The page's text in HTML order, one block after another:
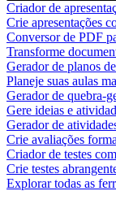
Criador de
Crie apresentações
Conversor de PDF
Transforme
Gerador de planos
Planeje suas aulas
Gerador de quebra-
Gere ideias e
Gerador de
Crie avaliações
Criador de testes
Crie testes
Explorar todas as